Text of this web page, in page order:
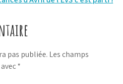
pas publiée. Les champs
*